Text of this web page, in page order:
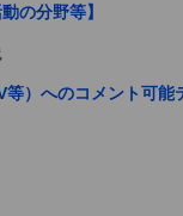
の分野等】
等）へのコメント可能